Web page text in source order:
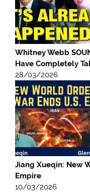
Whitney Webb
Have Completely
28/03/2026
Jiang Xueqin: New
Empire
10/03/2026